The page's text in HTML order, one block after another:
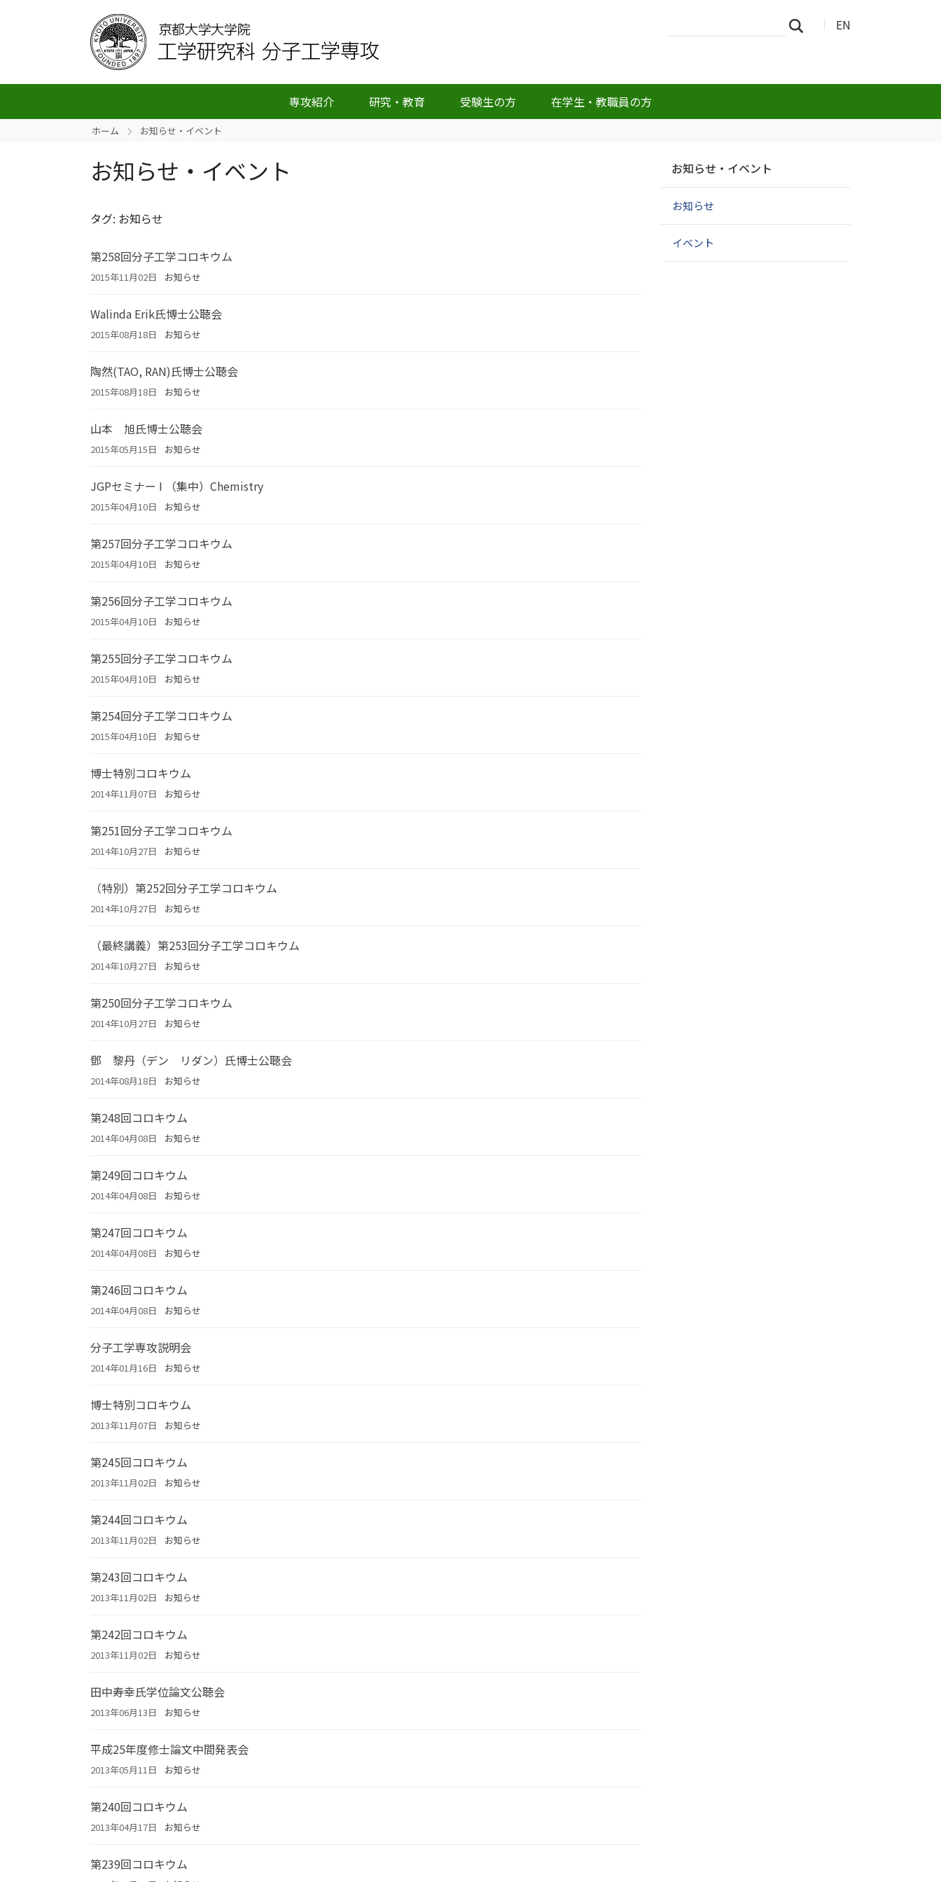
EN
専攻紹介 研究・教育 受験生の方 在学生・教職員の方
イ
細
ホーム お知らせ・イベント
お知らせ・イベント
タグ: お知らせ
第258回分子工学コロキウム
2015年11月02日 お知らせ
Walinda Erik氏博士公聴会
2015年08月18日 お知らせ
陶然(TAO, RAN)氏博士公聴会
2015年08月18日 お知らせ
山本 旭氏博士公聴会
2015年05月15日 お知らせ
JGPセミナー I （集中）Chemistry
2015年04月10日 お知らせ
第257回分子工学コロキウム
2015年04月10日 お知らせ
第256回分子工学コロキウム
2015年04月10日 お知らせ
第255回分子工学コロキウム
2015年04月10日 お知らせ
第254回分子工学コロキウム
2015年04月10日 お知らせ
博士特別コロキウム
2014年11月07日 お知らせ
第251回分子工学コロキウム
2014年10月27日 お知らせ
（特別）第252回分子工学コロキウム
2014年10月27日 お知らせ
（最終講義）第253回分子工学コロキウム
2014年10月27日 お知らせ
第250回分子工学コロキウム
2014年10月27日 お知らせ
鄧 黎丹（デン リダン）氏博士公聴会
2014年08月18日 お知らせ
第248回コロキウム
2014年04月08日 お知らせ
第249回コロキウム
2014年04月08日 お知らせ
第247回コロキウム
2014年04月08日 お知らせ
第246回コロキウム
2014年04月08日 お知らせ
分子工学専攻説明会
2014年01月16日 お知らせ
博士特別コロキウム
2013年11月07日 お知らせ
第245回コロキウム
2013年11月02日 お知らせ
第244回コロキウム
2013年11月02日 お知らせ
第243回コロキウム
2013年11月02日 お知らせ
第242回コロキウム
2013年11月02日 お知らせ
田中寿幸氏学位論文公聴会
2013年06月13日 お知らせ
平成25年度修士論文中間発表会
2013年05月11日 お知らせ
第240回コロキウム
2013年04月17日 お知らせ
第239回コロキウム
ゲ
シ
ン
お知らせ・イベント
お知らせ
イベント